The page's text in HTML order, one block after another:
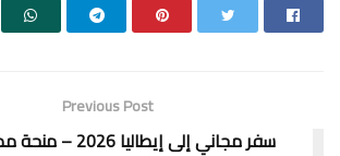
Previous Post
سفر مجاني إلى